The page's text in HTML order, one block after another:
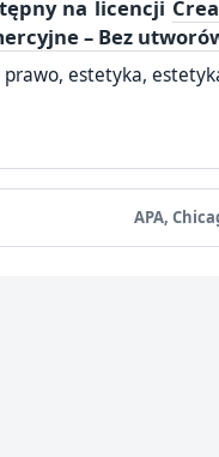
na licencji
– Bez
prawo, estetyka,
APA,